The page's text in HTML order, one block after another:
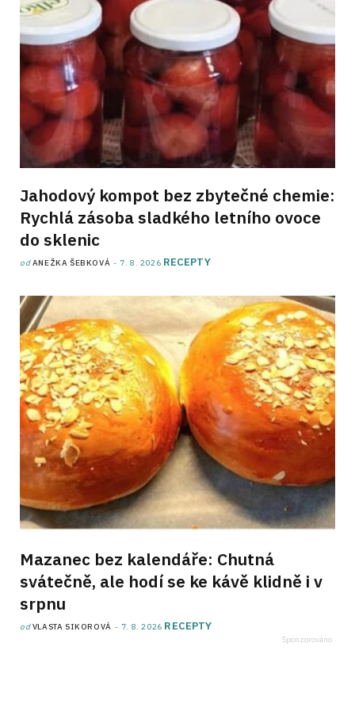
Jahodový kompot bez zbytečné chemie:
Rychlá zásoba sladkého letního ovoce
do sklenic
odANEŽKA ŠEBKOVÁ 7. 8. 2026 RECEPTY
Mazanec bez kalendáře: Chutná
svátečně, ale hodí se ke kávě klidně i v
srpnu
odVLASTA SIKOROVÁ 7. 8. 2026 RECEPTY